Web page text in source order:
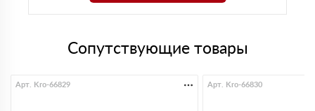
Сопутствующие товары
Арт. Kro-66829 Арт. Kro-66830